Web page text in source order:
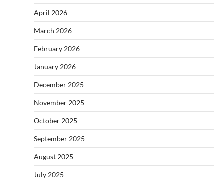
April 2026
March 2026
February 2026
January 2026
December 2025
November 2025
October 2025
September 2025
August 2025
July 2025